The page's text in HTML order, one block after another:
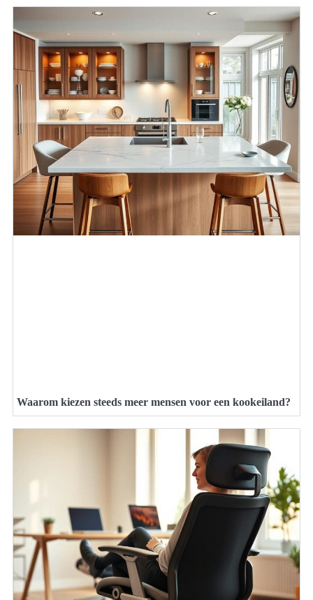
Waarom kiezen steeds meer mensen voor een kookeiland?